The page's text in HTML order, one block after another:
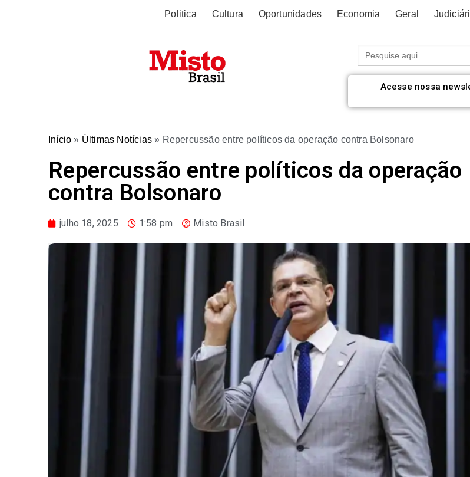
Politica Cultura Oportunidades Economia Geral
Procurar:
Acesse nossa
Início » Últimas Notícias » Repercussão entre políticos da operação contra Bolsonaro
Repercussão entre políticos da operação
contra Bolsonaro
julho 18, 2025 1:58 pm Misto Brasil